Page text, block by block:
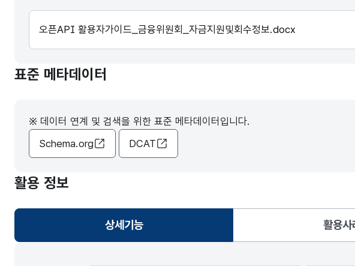
오픈API 활용자가이드_금융위원회_자금지원및회수정보.docx
표준 메타데이터
※ 데이터 연계 및 검색을 위한 표준 메타데이터입니다.
Schema.org
DCAT
활용 정보
상세기능
선택됨
활용사